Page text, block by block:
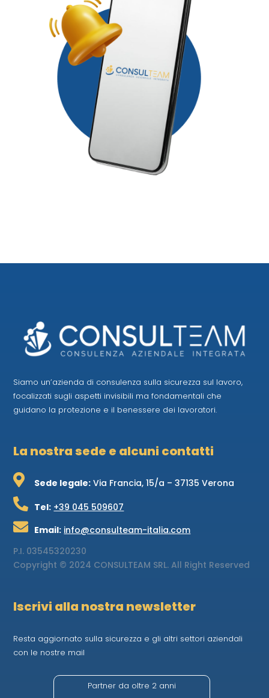
Siamo un’azienda di consulenza sulla sicurezza sul lavoro,
focalizzati sugli aspetti invisibili ma fondamentali che
guidano la protezione e il benessere dei lavoratori.
La nostra sede e alcuni contatti
Sede legale: Via Francia, 15/a – 37135 Verona

Tel: +39 045 509607

Email: info@consulteam-italia.com

P.I. 03545320230
Copyright © 2024 CONSULTEAM SRL. All Right Reserved
Iscrivi alla nostra newsletter
Resta aggiornato sulla sicurezza e gli altri settori aziendali
con le nostre mail
Partner da oltre 2 anni